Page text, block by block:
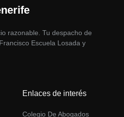
razonable. Tu despacho de
Escuela Losada y
Enlaces de interés
Colegio De Abogados